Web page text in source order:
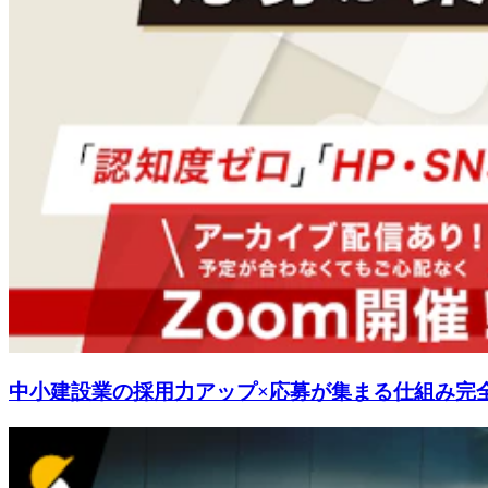
中小建設業の採用力アップ×応募が集まる仕組み完